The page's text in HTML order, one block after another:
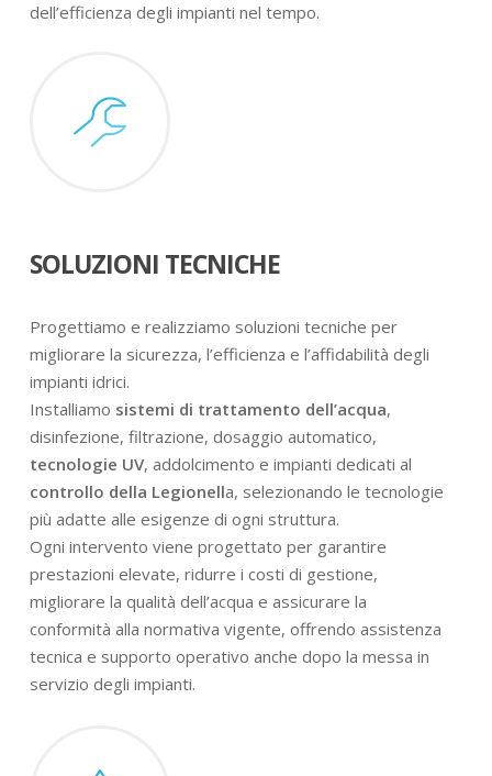
dell’efficienza degli impianti nel tempo.
SOLUZIONI TECNICHE
Progettiamo e realizziamo soluzioni tecniche per
migliorare la sicurezza, l’efficienza e l’affidabilità degli
impianti idrici.
Installiamo sistemi di trattamento dell’acqua,
disinfezione, filtrazione, dosaggio automatico,
tecnologie UV, addolcimento e impianti dedicati al
controllo della Legionella, selezionando le tecnologie
più adatte alle esigenze di ogni struttura.
Ogni intervento viene progettato per garantire
prestazioni elevate, ridurre i costi di gestione,
migliorare la qualità dell’acqua e assicurare la
conformità alla normativa vigente, offrendo assistenza
tecnica e supporto operativo anche dopo la messa in
servizio degli impianti.